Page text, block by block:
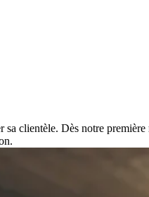
sa clientèle. Dès notre